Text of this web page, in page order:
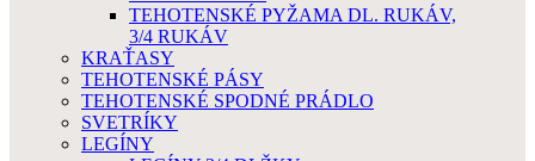
TEHOTENSKÉ PYŽAMA DL. RUKÁV,
3/4 RUKÁV
KRAŤASY
TEHOTENSKÉ PÁSY
TEHOTENSKÉ SPODNÉ PRÁDLO
SVETRÍKY
LEGÍNY